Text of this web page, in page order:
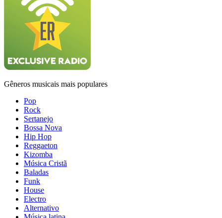
Gêneros musicais mais populares
Pop
Rock
Sertanejo
Bossa Nova
Hip Hop
Reggaeton
Kizomba
Música Cristã
Baladas
Funk
House
Electro
Alternativo